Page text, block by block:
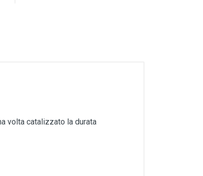
volta catalizzato la durata